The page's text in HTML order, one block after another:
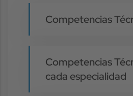
Competencias
Competencias
cada especialidad